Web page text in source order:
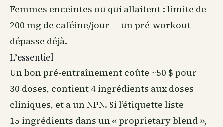
Femmes enceintes ou qui allaitent : limite de
200 mg de caféine/jour — un pré-workout
dépasse déjà.
L’essentiel
Un bon pré-entraînement coûte ~50 $ pour
30 doses, contient 4 ingrédients aux doses
cliniques, et a un NPN. Si l’étiquette liste
15 ingrédients dans un « proprietary blend »,